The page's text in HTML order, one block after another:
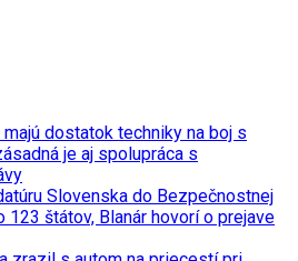
dostatok techniky na boj s
je aj spolupráca s
Slovenska do Bezpečnostnej
123 štátov, Blanár hovorí o prejave